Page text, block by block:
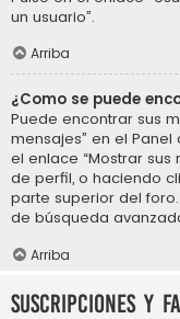
un usuario”.
Arriba
¿Como se puede
Puede encontrar sus
mensajes” en el
el enlace “Mostrar
de perfil, o haciendo
parte superior del
de búsqueda
Arriba
Suscripciones y